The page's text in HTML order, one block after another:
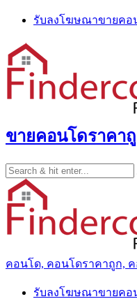
Skip
content
รับลงโฆษณาขายคอ
ขายคอนโดราคา
คอนโด, คอนโดราคาถูก, ค
รับลงโฆษณาขายคอ